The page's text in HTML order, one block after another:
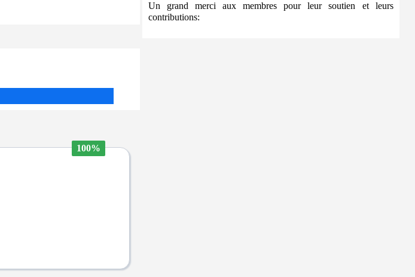
100%
Un grand merci aux membres pour leur soutien et leurs
contributions: